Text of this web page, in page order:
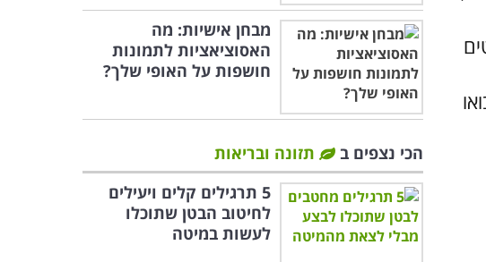
מבחן אישיות: מה
האסוציאציות לתמונות
חושפות על האופי שלך?
הכי נצפים ב
תזונה ובריאות
5 תרגילים קלים ויעילים
לחיטוב הבטן שתוכלו
לעשות במיטה